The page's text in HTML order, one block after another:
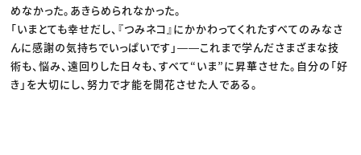
めなかった。あきらめられなかった。
「いまとても幸せだし、『つみネコ』にかかわってくれたすべてのみなさ
んに感謝の気持ちでいっぱいです」――これまで学んださまざまな技
術も、悩み、遠回りした日々も、すべて“いま”に昇華させた。自分の「好
き」を大切にし、努力で才能を開花させた人である。